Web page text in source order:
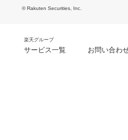
© Rakuten Securities, Inc.
楽天グループ
サービス一覧 お問い合わ